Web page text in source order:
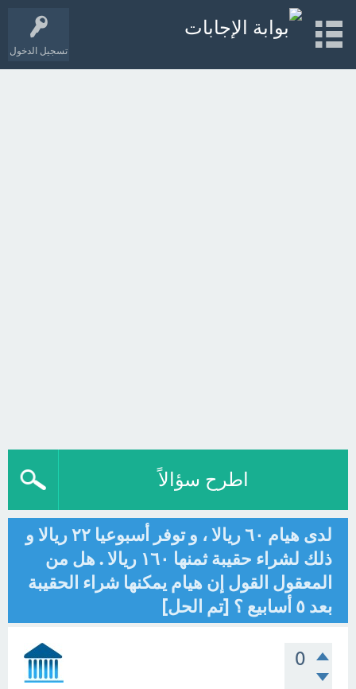
تسجيل الدخول
اطرح سؤالاً
لدى هيام ٦٠ ريالا ، و توفر أسبوعيا ٢٢ ريالا و
ذلك لشراء حقيبة ثمنها ١٦٠ ريالا . هل من
المعقول القول إن هيام يمكنها شراء الحقيبة
بعد ٥ أسابيع ؟ [تم الحل]
0